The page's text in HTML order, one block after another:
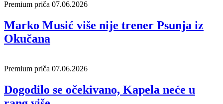
Premium priča 07.06.2026
Marko Musić više nije trener Psunja iz
Okučana
Premium priča 07.06.2026
Dogodilo se očekivano, Kapela neće u